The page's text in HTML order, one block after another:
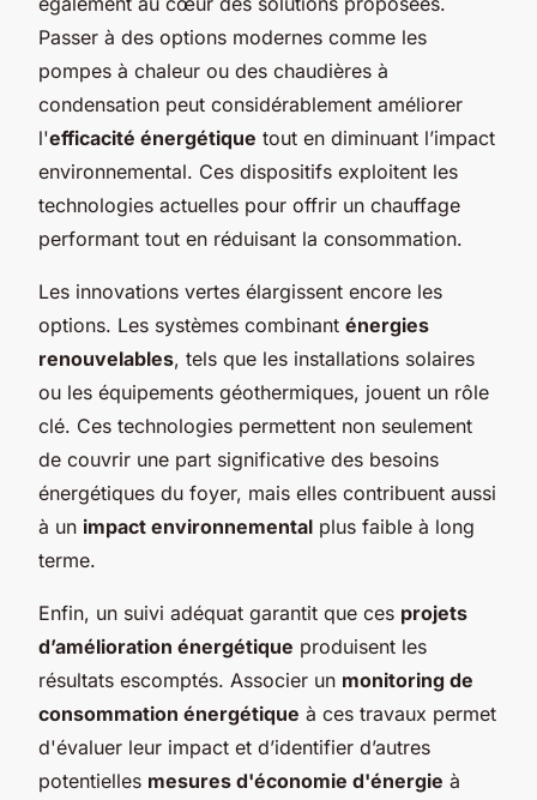
Passer à des options modernes comme les
pompes à chaleur ou des chaudières à
condensation peut considérablement améliorer
l'efficacité énergétique tout en diminuant l’impact
environnemental. Ces dispositifs exploitent les
technologies actuelles pour offrir un chauffage
performant tout en réduisant la consommation.
Les innovations vertes élargissent encore les
options. Les systèmes combinant énergies
renouvelables, tels que les installations solaires
ou les équipements géothermiques, jouent un rôle
clé. Ces technologies permettent non seulement
de couvrir une part significative des besoins
énergétiques du foyer, mais elles contribuent aussi
à un impact environnemental plus faible à long
terme.
Enfin, un suivi adéquat garantit que ces projets
d’amélioration énergétique produisent les
résultats escomptés. Associer un monitoring de
consommation énergétique à ces travaux permet
d'évaluer leur impact et d’identifier d’autres
potentielles mesures d'économie d'énergie à